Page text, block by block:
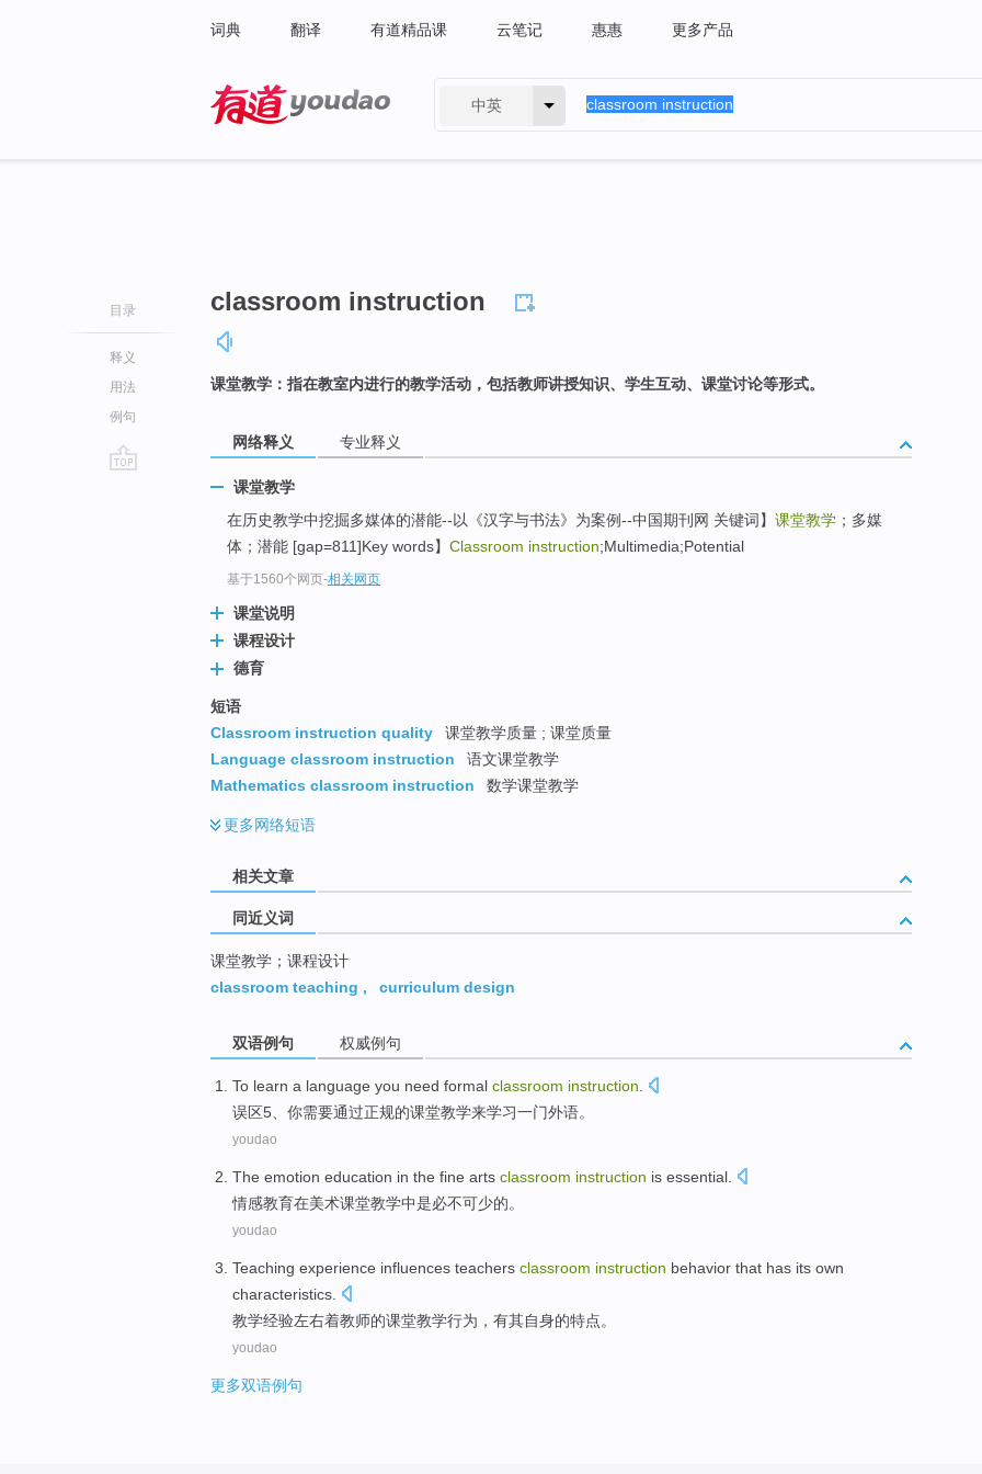
词典 翻译 有道精品课 云笔记 惠惠 更多产品
中英
目录
释义
用法
例句
classroom instruction
课堂教学：指在教室内进行的教学活动，包括教师讲授知识、学生互动、课堂讨论等形式。
网络释义 专业释义
课堂教学
在历史教学中挖掘多媒体的潜能--以《汉字与书法》为案例--中国期刊网 关键词】 课堂教学 ；多媒
体；潜能 [gap=811]Key words】 Classroom instruction;Multimedia;Potential
基于1560个网页-相关网页
课堂说明
课程设计
德育
短语
Classroom instruction quality
课堂教学质量 ; 课堂质量
Language classroom instruction
语文课堂教学
Mathematics classroom instruction
数学课堂教学
更多网络短语
相关文章
同近义词
课堂教学；课程设计
classroom teaching , curriculum design
双语例句 权威例句
To learn a language you need formal classroom instruction
误区5、 你需要通过正规的课堂教学来学习一门外语。
youdao
The emotion education in the fine arts classroom instruction is essential
情感教育在美术课堂教学中是必不可少的。
youdao
Teaching experience influences teachers classroom instruction behavior that has its own
characteristics
教学经验左右着教师的课堂教学行为 ， 有其自身的特点。
youdao
更多双语例句